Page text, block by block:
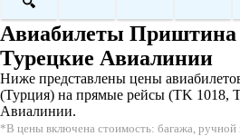
Авиабилеты Приштина
Турецкие Авиалинии
Ниже представлены цены
(Турция) на прямые рейсы (TK 1018,
Авиалинии.
*В цены включена стоимость: багажа, ручной